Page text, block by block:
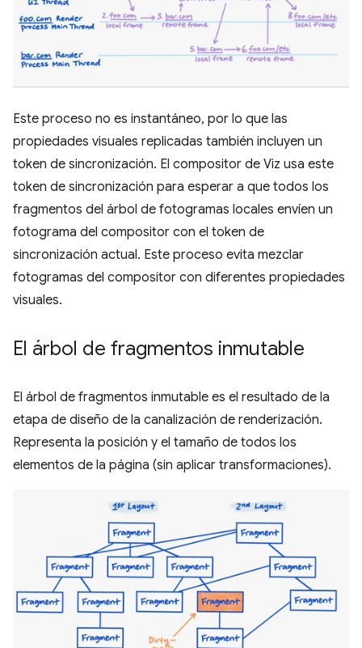
Este proceso no es instantáneo, por lo que las
propiedades visuales replicadas también incluyen un
token de sincronización. El compositor de Viz usa este
token de sincronización para esperar a que todos los
fragmentos del árbol de fotogramas locales envíen un
fotograma del compositor con el token de
sincronización actual. Este proceso evita mezclar
fotogramas del compositor con diferentes propiedades
visuales.
El árbol de fragmentos inmutable
El árbol de fragmentos inmutable es el resultado de la
etapa de diseño de la canalización de renderización.
Representa la posición y el tamaño de todos los
elementos de la página (sin aplicar transformaciones).